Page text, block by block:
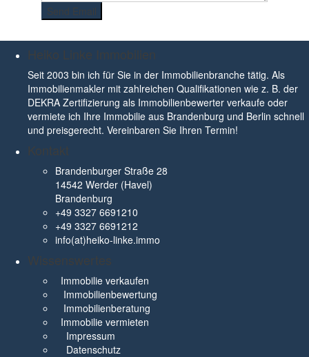
Heiko Linke Immobilien
Seit 2003 bin ich für Sie in der Immobilienbranche tätig. Als
Immobilienmakler mit zahlreichen Qualifikationen wie z. B. der
DEKRA Zertifizierung als Immobilienbewerter verkaufe oder
vermiete ich Ihre Immobilie aus Brandenburg und Berlin schnell
und preisgerecht. Vereinbaren Sie Ihren Termin!
Kontakt
Brandenburger Straße 28
14542 Werder (Havel)
Brandenburg
+49 3327 6691210
+49 3327 6691212
info(at)heiko-linke.immo
Wissenswertes
Immobilie verkaufen
Immobilienbewertung
Immobilienberatung
Immobilie vermieten
Impressum
Datenschutz